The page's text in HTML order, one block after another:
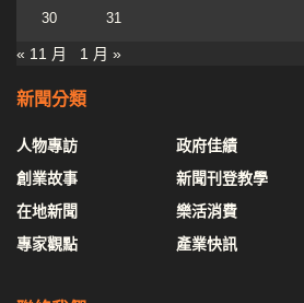
30 31
« 11 月 1 月 »
新聞分類
人物專訪
創業故事
在地新聞
專家觀點
政府佳績
新聞刊登教學
樂活消費
產業快訊